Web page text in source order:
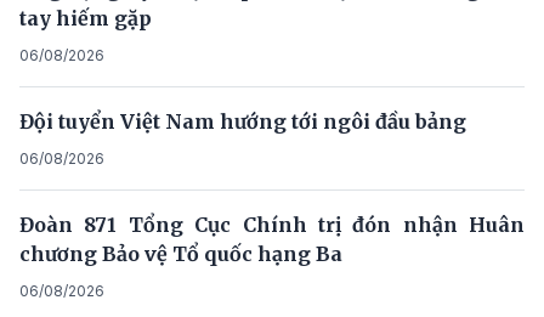
tay hiếm gặp
06/08/2026
Đội tuyển Việt Nam hướng tới ngôi đầu bảng
06/08/2026
Đoàn 871 Tổng Cục Chính trị đón nhận Huân
chương Bảo vệ Tổ quốc hạng Ba
06/08/2026